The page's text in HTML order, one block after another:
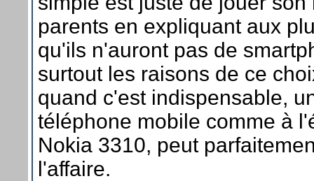
parents en expliquant aux
qu'ils n'auront pas de
surtout les raisons de ce
quand c'est indispensable,
téléphone mobile comme à
Nokia 3310, peut
l'affaire.